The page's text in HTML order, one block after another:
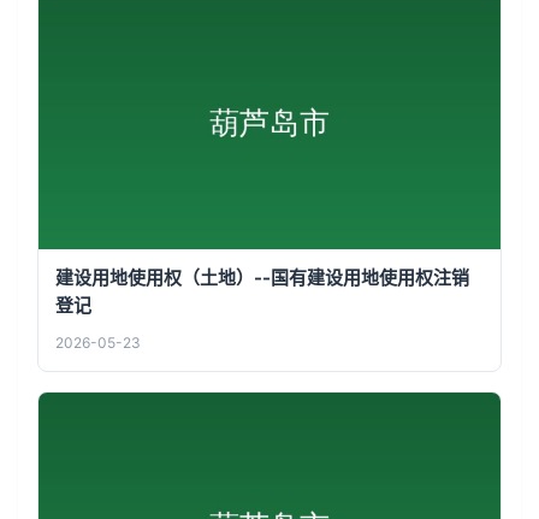
建设用地使用权（土地）--国有建设用地使用权注销
登记
2026-05-23